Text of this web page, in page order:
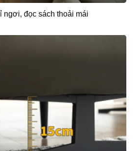
ngơi, đọc sách thoải mái